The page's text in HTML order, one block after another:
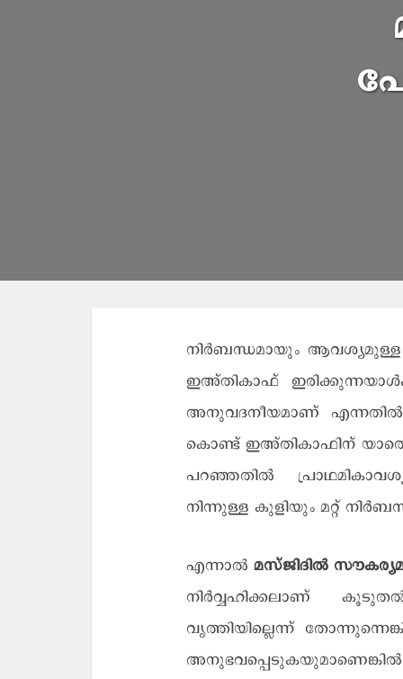
നിർബന്ധമായും
ഇഅ്തികാഫ്
അനുവദനീയമാണ് എന്നതിൽ
കൊണ്ട് ഇഅ്തികാഫിന്
പറഞ്ഞതിൽ
നിന്നുള്ള കുളിയും മറ്റ്
എന്നാൽ മസ്ജിദിൽ
നിർവ്വഹിക്കലാണ്
വൃത്തിയില്ലെന്ന്